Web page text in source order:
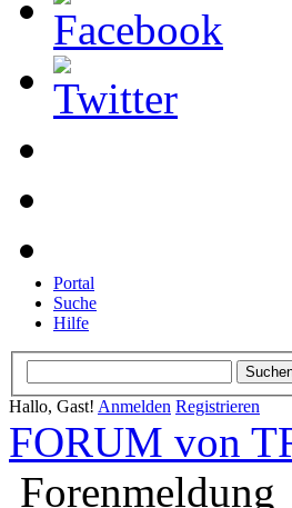
Portal
Suche
Hilfe
Hallo, Gast! Anmelden Registrieren
FORUM von
Forenmeldung